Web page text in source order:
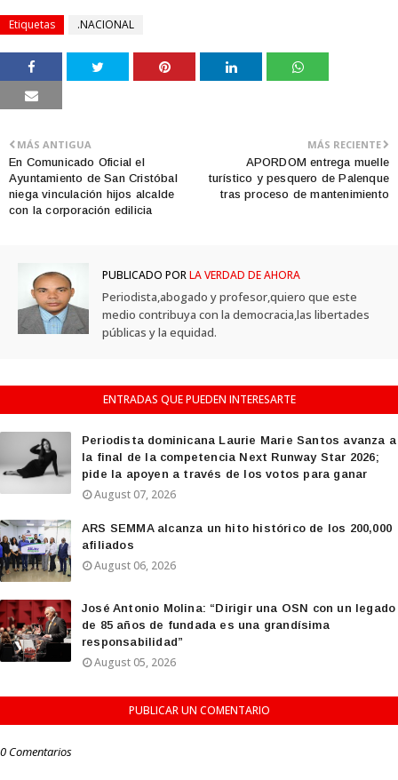
Etiquetas .NACIONAL
MÁS RECIENTE
APORDOM entrega muelle
turístico y pesquero de Palenque
tras proceso de mantenimiento
MÁS ANTIGUA
En Comunicado Oficial el
Ayuntamiento de San Cristóbal
niega vinculación hijos alcalde
con la corporación edilicia
PUBLICADO PORLA VERDAD DE AHORA
Periodista,abogado y profesor,quiero que este
medio contribuya con la democracia,las libertades
públicas y la equidad.
ENTRADAS QUE PUEDEN INTERESARTE
Periodista dominicana Laurie Marie Santos avanza a
la final de la competencia Next Runway Star 2026;
pide la apoyen a través de los votos para ganar
August 07, 2026
ARS SEMMA alcanza un hito histórico de los 200,000
afiliados
August 06, 2026
José Antonio Molina: “Dirigir una OSN con un legado
de 85 años de fundada es una grandísima
responsabilidad”
August 05, 2026
PUBLICAR UN COMENTARIO
0 Comentarios